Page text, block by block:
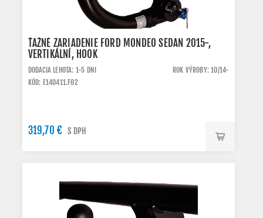
ŤAŽNÉ ZARIADENIE FORD MONDEO SEDAN 2015-,
VERTIKÁLNÍ, HOOK
DODACIA LEHOTA: 1-5 DNI
ROK VÝROBY: 10/14-
KÓD: E140411.FO2
319,70 € S DPH